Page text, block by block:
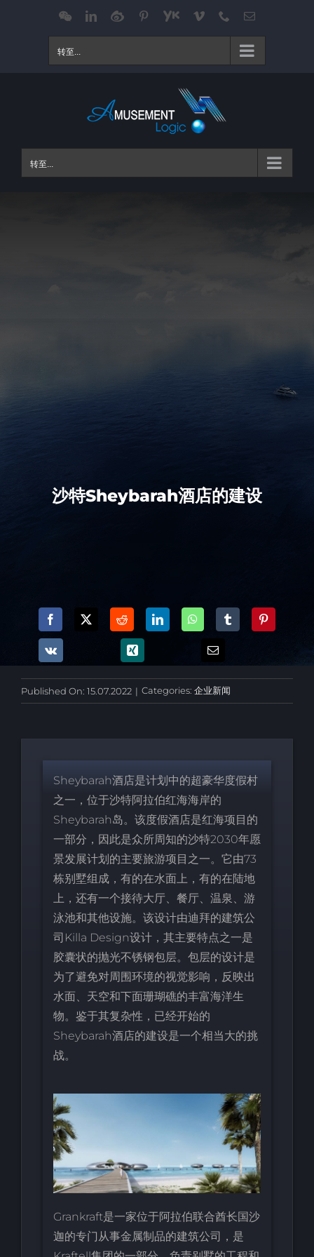
WeChatLinkedIn
Weibo Pinterest
Youku Vimeo Phone电
转至...
转至...
沙特Sheybarah酒店的建设
Published On: 15.07.2022 | Categories: 企业新闻
Sheybarah酒店是计划中的超豪华度假村
之一，位于沙特阿拉伯红海海岸的
Sheybarah岛。该度假酒店是红海项目的
一部分，因此是众所周知的沙特2030年愿
景发展计划的主要旅游项目之一。它由73
栋别墅组成，有的在水面上，有的在陆地
上，还有一个接待大厅、餐厅、温泉、游
泳池和其他设施。该设计由迪拜的建筑公
司Killa Design设计，其主要特点之一是
胶囊状的抛光不锈钢包层。包层的设计是
为了避免对周围环境的视觉影响，反映出
水面、天空和下面珊瑚礁的丰富海洋生
物。鉴于其复杂性，已经开始的
Sheybarah酒店的建设是一个相当大的挑
战。
Grankraft是一家位于阿拉伯联合酋长国沙
迦的专门从事金属制品的建筑公司，是